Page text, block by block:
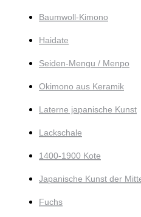
Baumwoll-Kimono
Haidate
Seiden-Mengu / Menpo
Okimono aus Keramik
Laterne japanische Kunst
Lackschale
1400-1900 Kote
Japanische Kunst der
Fuchs